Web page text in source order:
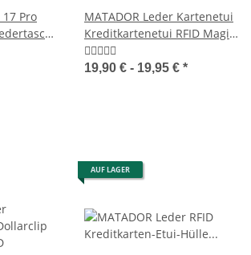
17 Pro
MATADOR Leder Kartenetui
Kreditkartenetui RFID Magic
Wallet
19,90 € - 19,95 € *
AUF LAGER